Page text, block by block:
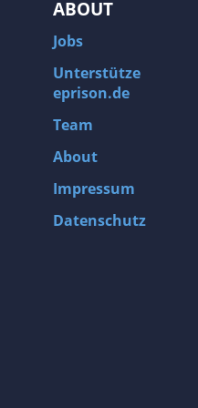
ABOUT
Jobs
Unterstütze
eprison.de
Team
About
Impressum
Datenschutz